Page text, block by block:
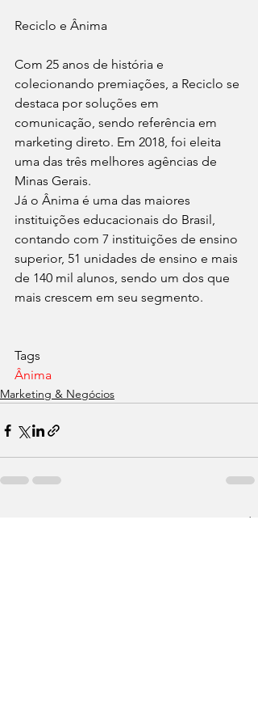
Reciclo e Ânima
Com 25 anos de história e
colecionando premiações, a Reciclo se
destaca por soluções em
comunicação, sendo referência em
marketing direto. Em 2018, foi eleita
uma das três melhores agências de
Minas Gerais.
Já o Ânima é uma das maiores
instituições educacionais do Brasil,
contando com 7 instituições de ensino
superior, 51 unidades de ensino e mais
de 140 mil alunos, sendo um dos que
mais crescem em seu segmento.
Tags
Ânima
Marketing & Negócios
Ver tudo